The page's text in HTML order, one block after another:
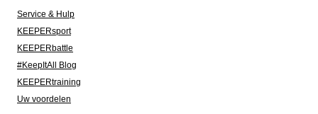
Service & Hulp
KEEPERsport
KEEPERbattle
#KeepItAll Blog
KEEPERtraining
Uw voordelen